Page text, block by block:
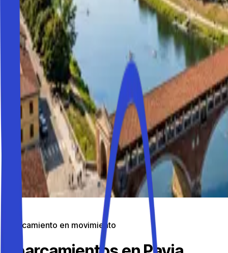
Aparcamiento en movimiento